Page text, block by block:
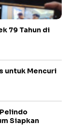
79 Tahun di
untuk Mencuri
Siapkan